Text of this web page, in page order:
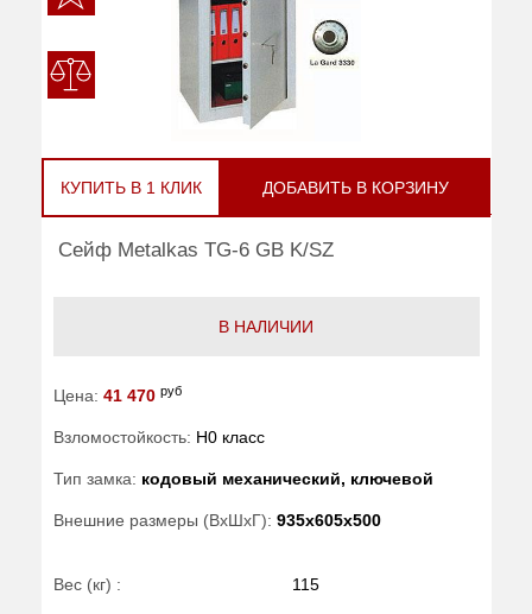
КУПИТЬ В 1 КЛИК ДОБАВИТЬ В КОРЗИНУ
Сейф Metalkas TG-6 GB K/SZ
В НАЛИЧИИ
Цена: 41 470 руб
Взломостойкость: H0 класс
Тип замка: кодовый механический, ключевой
Внешние размеры (ВхШхГ): 935x605x500
Вес (кг) : 115